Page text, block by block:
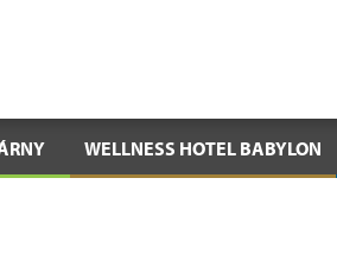
WELLNESS HOTEL BABYLON